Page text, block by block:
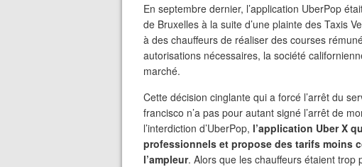
En septembre dernier, l’application UberPop
de Bruxelles à la suite d’une plainte des Taxis
à des chauffeurs de réaliser des courses
autorisations nécessaires, la société
marché.
Cette décision cinglante qui a forcé l’arrêt du
francisco n’a pas pour autant signé l’arrêt de
l’interdiction d’UberPop, l’application Uber X
professionnels et propose des tarifs moins
l’ampleur. Alors que les chauffeurs étaient